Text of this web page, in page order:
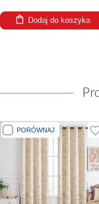
Dodaj do koszyka
PORÓWNAJ